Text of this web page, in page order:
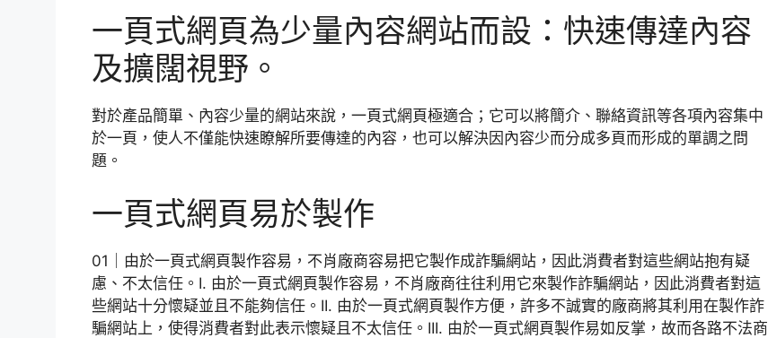
一頁式網頁為少量內容網站而設：快速傳達內容
及擴闊視野。
對於產品簡單、內容少量的網站來說，一頁式網頁極適合；它可以將簡介、聯絡資訊等各項內容集中
於一頁，使人不僅能快速瞭解所要傳達的內容，也可以解決因內容少而分成多頁而形成的單調之問
題。
一頁式網頁易於製作
01｜由於一頁式網頁製作容易，不肖廠商容易把它製作成詐騙網站，因此消費者對這些網站抱有疑
慮、不太信任。I. 由於一頁式網頁製作容易，不肖廠商往往利用它來製作詐騙網站，因此消費者對這
些網站十分懷疑並且不能夠信任。II. 由於一頁式網頁製作方便，許多不誠實的廠商將其利用在製作詐
騙網站上，使得消費者對此表示懷疑且不太信任。III. 由於一頁式網頁製作易如反掌，故而各路不法商